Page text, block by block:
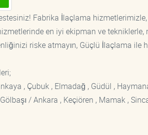
Fabrika İlaçlama
en iyi ekipman ve
riske atmayın, Güçlü İlaçlama ile
, Çubuk , Elmadağ , Güdül ,
/ Ankara , Keçiören , Mamak ,